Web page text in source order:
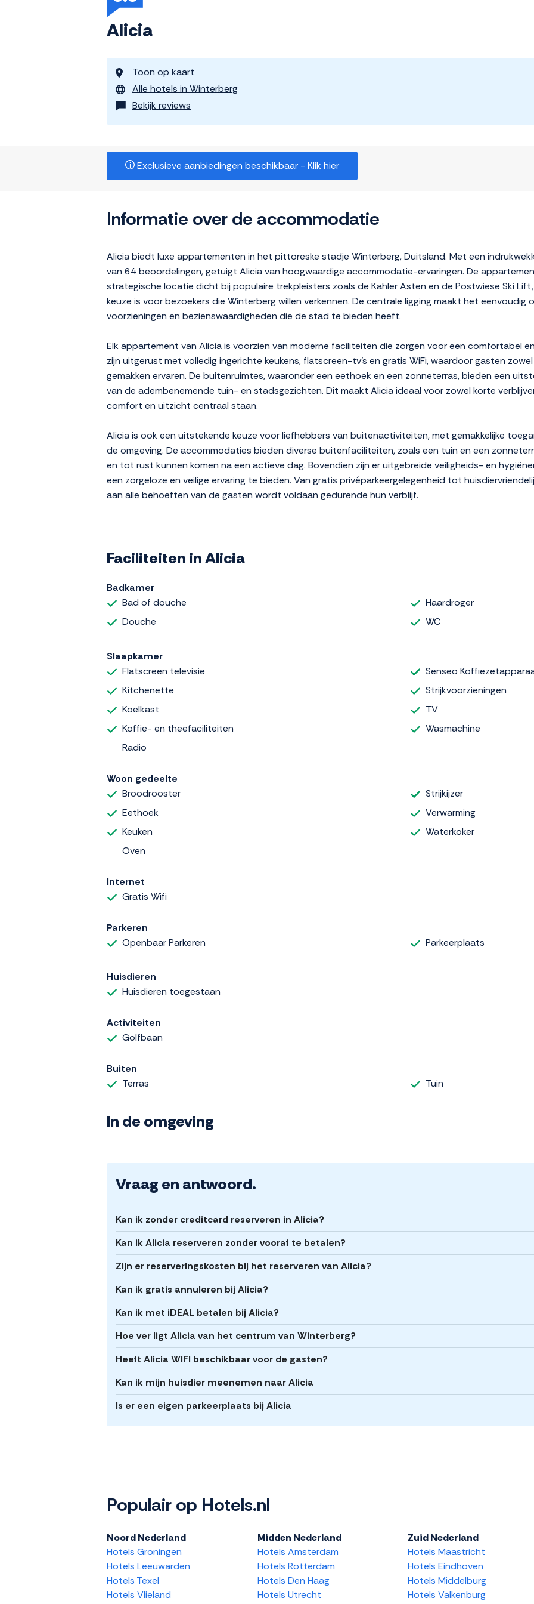
Alicia
Toon op kaart
Alle hotels in Winterberg
Bekijk reviews
Exclusieve aanbiedingen beschikbaar - Klik hier
Informatie over de accommodatie
Alicia biedt luxe appartementen in het pittoreske stadje Winterberg, Duitsland. Met een
van 64 beoordelingen, getuigt Alicia van hoogwaardige accommodatie-ervaringen. De
strategische locatie dicht bij populaire trekpleisters zoals de Kahler Asten en de Postwiese Ski
keuze is voor bezoekers die Winterberg willen verkennen. De centrale ligging maakt het
voorzieningen en bezienswaardigheden die de stad te bieden heeft.
Elk appartement van Alicia is voorzien van moderne faciliteiten die zorgen voor een comfortabel
zijn uitgerust met volledig ingerichte keukens, flatscreen-tv's en gratis WiFi, waardoor gasten
gemakken ervaren. De buitenruimtes, waaronder een eethoek en een zonneterras, bieden een
van de adembenemende tuin- en stadsgezichten. Dit maakt Alicia ideaal voor zowel korte
comfort en uitzicht centraal staan.
Alicia is ook een uitstekende keuze voor liefhebbers van buitenactiviteiten, met gemakkelijke
de omgeving. De accommodaties bieden diverse buitenfaciliteiten, zoals een tuin en een
en tot rust kunnen komen na een actieve dag. Bovendien zijn er uitgebreide veiligheids- en
een zorgeloze en veilige ervaring te bieden. Van gratis privéparkeergelegenheid tot
aan alle behoeften van de gasten wordt voldaan gedurende hun verblijf.
Faciliteiten in Alicia
Badkamer
Bad of douche
Douche
Haardroger
WC
Slaapkamer
Flatscreen televisie
Kitchenette
Koelkast
Koffie- en theefaciliteiten
Radio
Senseo
Strijkvoorzieningen
TV
Wasmachine
Woon gedeelte
Broodrooster
Eethoek
Keuken
Oven
Strijkijzer
Verwarming
Waterkoker
Internet
Gratis Wifi
Parkeren
Openbaar Parkeren
Parkeerplaats
Huisdieren
Huisdieren toegestaan
Activiteiten
Golfbaan
Buiten
Terras
Tuin
In de omgeving
Vraag en antwoord.
Kan ik zonder creditcard reserveren in Alicia?
Kan ik Alicia reserveren zonder vooraf te betalen?
Zijn er reserveringskosten bij het reserveren van Alicia?
Kan ik gratis annuleren bij Alicia?
Kan ik met iDEAL betalen bij Alicia?
Hoe ver ligt Alicia van het centrum van Winterberg?
Heeft Alicia WIFI beschikbaar voor de gasten?
Kan ik mijn huisdier meenemen naar Alicia
Is er een eigen parkeerplaats bij Alicia
Populair op Hotels.nl
Noord Nederland
Hotels Groningen
Hotels Leeuwarden
Hotels Texel
Hotels Vlieland
Midden Nederland
Hotels Amsterdam
Hotels Rotterdam
Hotels Den Haag
Hotels Utrecht
Zuid Nederland
Hotels Maastricht
Hotels Eindhoven
Hotels Middelburg
Hotels Valkenburg